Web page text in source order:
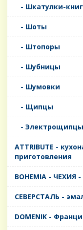
- Шкатулки-
- Шоты
- Штопоры
- Шубницы
- Шумовки
- Щипцы
- Электрощипцы
ATTRIBUTE -
приготовления
BOHEMIA - ЧЕХИЯ
CЕВЕРСТАЛЬ -
DOMENIK -